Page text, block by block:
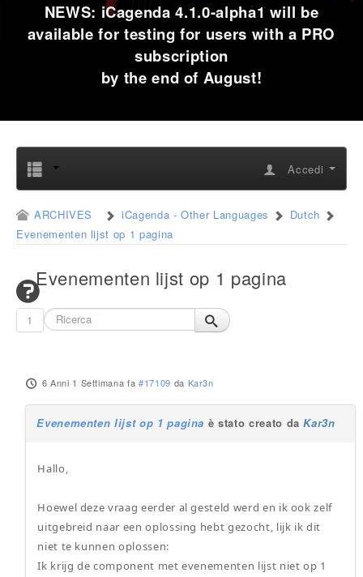
NEWS: iCagenda 4.1.0-alpha1 will be
available for testing for users with a PRO
subscription
by the end of August!
Accedi
ARCHIVES iCagenda - Other Languages
Dutch
Evenementen lijst op 1 pagina
Evenementen lijst op 1 pagina
1
6 Anni 1 Settimana fa #17109 da Kar3n
Evenementen lijst op 1 pagina è stato creato daKar3n
Hallo,
Hoewel deze vraag eerder al gesteld werd en ik ook zelf
uitgebreid naar een oplossing hebt gezocht, lijk ik dit
niet te kunnen oplossen:
Ik krijg de component met evenementen lijst niet op 1